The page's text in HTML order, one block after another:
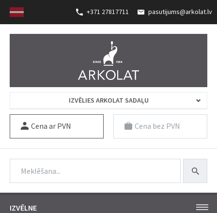
+371 27817711 pasutijums@arkolat.lv
IZVĒLIES ARKOLAT SADAĻU
Cena ar PVN Cena bez PVN
IZVĒLNE